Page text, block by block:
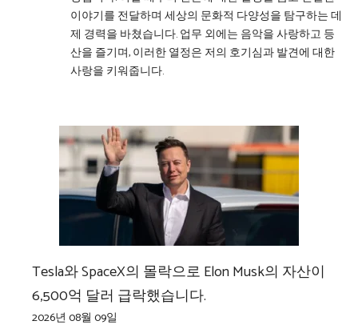
이야기를 전달하며 세상의 문화적 다양성을 탐구하는 데
제 경력을 바쳤습니다. 업무 외에는 음악을 사랑하고 등
산을 즐기며, 이러한 열정은 저의 호기심과 발견에 대한
사랑을 키워줍니다.
Tesla와 SpaceX의 몰락으로 Elon Musk의 자산이
6,500억 달러 급락했습니다.
2026년 08월 09일